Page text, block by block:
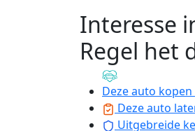
Interesse
Regel het
Deze auto kopen
Deze auto
Uitgebreide